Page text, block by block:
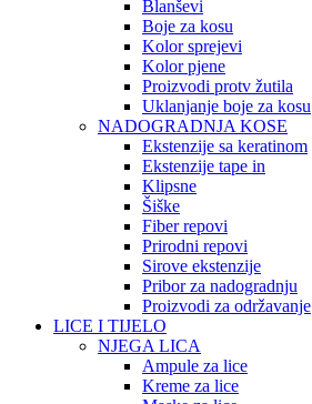
Blanševi
Boje za kosu
Kolor sprejevi
Kolor pjene
Proizvodi protv žutila
Uklanjanje boje za kosu
NADOGRADNJA KOSE
Ekstenzije sa keratinom
Ekstenzije tape in
Klipsne
Šiške
Fiber repovi
Prirodni repovi
Sirove ekstenzije
Pribor za nadogradnju
Proizvodi za održavanje
LICE I TIJELO
NJEGA LICA
Ampule za lice
Kreme za lice